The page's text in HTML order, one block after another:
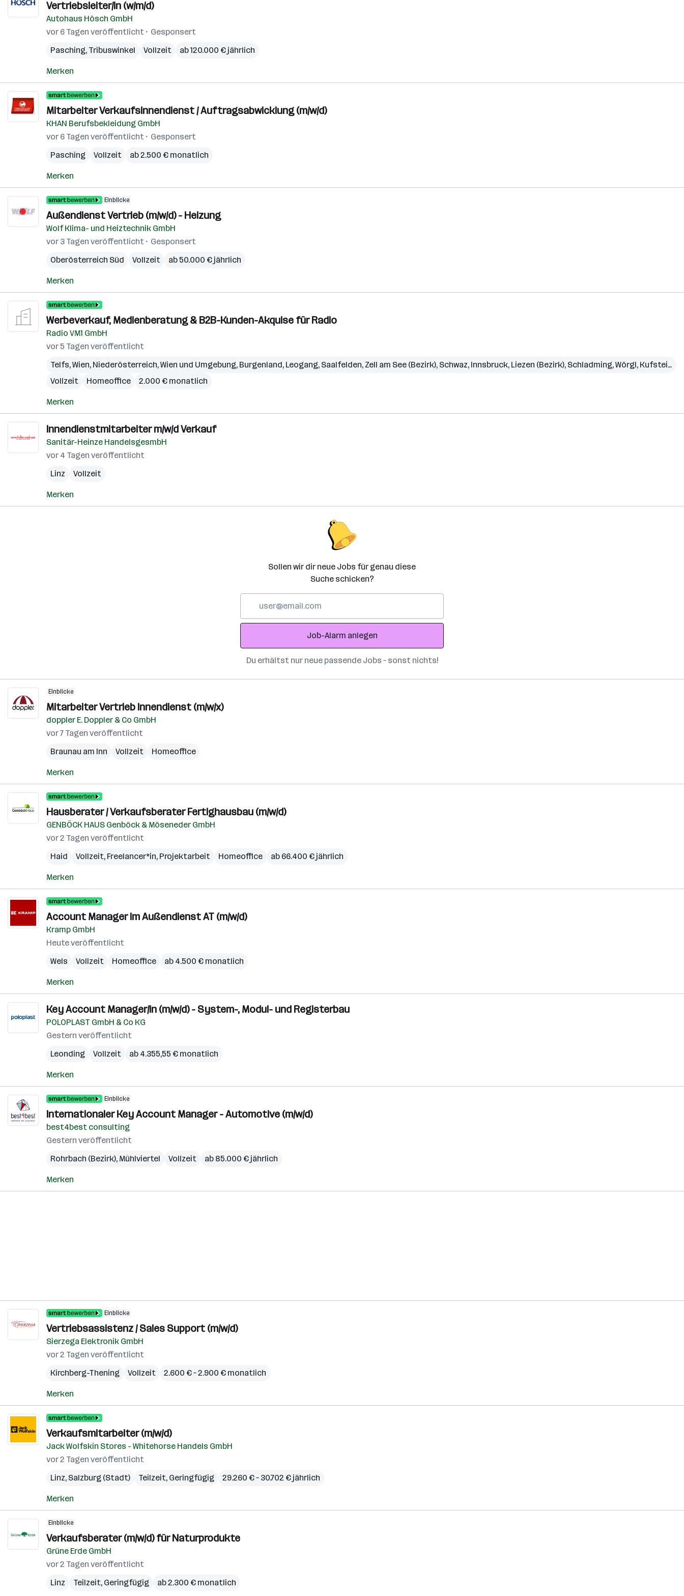
Vertriebsleiter/in (w/m/d)
Autohaus Hösch GmbH
vor 6 Tagen veröffentlicht
Gesponsert
Pasching, Tribuswinkel Vollzeit ab 120.000 € jährlich
Merken
Mitarbeiter Verkaufsinnendienst / Auftragsabwicklung (m/w/d)
KHAN Berufsbekleidung GmbH
vor 6 Tagen veröffentlicht
Gesponsert
Pasching
Vollzeit ab 2.500 € monatlich
Merken
Einblicke
Außendienst Vertrieb (m/w/d) - Heizung
Wolf Klima- und Heiztechnik GmbH
vor 3 Tagen veröffentlicht
Gesponsert
Oberösterreich Süd
Vollzeit ab 50.000 € jährlich
Merken
Werbeverkauf, Medienberatung & B2B-Kunden-Akquise für Radio
Radio VM1 GmbH
vor 5 Tagen veröffentlicht
Telfs,Wien, Niederösterreich,Wien und Umgebung, Burgenland, Leogang, Saalfelden, Zell am See (Bezirk), Schwaz, Innsbruck, Liezen (Bezirk), Schladming,Wörgl, Kufstein (Bezirk)
Vollzeit
Homeoffice 2.000 € monatlich
Merken
Innendienstmitarbeiter m/w/d Verkauf
Sanitär-Heinze HandelsgesmbH
vor 4 Tagen veröffentlicht
Linz
Vollzeit
Merken
Sollen wir dir neue Jobs für genau diese
Suche schicken?
Adresse
Job-Alarm anlegen
Du erhältst nur neue passende Jobs – sonst nichts!
Einblicke
Mitarbeiter Vertrieb Innendienst (m/w/x)
doppler E. Doppler & Co GmbH
vor 7 Tagen veröffentlicht
Braunau am Inn
Vollzeit Homeoffice
Merken
Hausberater / Verkaufsberater Fertighausbau (m/w/d)
GENBÖCK HAUS Genböck & Möseneder GmbH
vor 2 Tagen veröffentlicht
Haid
Vollzeit, Freelancer*in, Projektarbeit Homeoffice ab 66.400 € jährlich
Merken
Account Manager im Außendienst AT (m/w/d)
Kramp GmbH
Heute veröffentlicht
Wels
Vollzeit Homeoffice ab 4.500 € monatlich
Merken
Key Account Manager/in (m/w/d) - System-, Modul- und Registerbau
POLOPLAST GmbH & Co KG
Gestern veröffentlicht
Leonding
Vollzeit ab 4.355,55 € monatlich
Merken
Einblicke
Internationaler Key Account Manager - Automotive (m/w/d)
best4best consulting
Gestern veröffentlicht
Rohrbach (Bezirk), Mühlviertel Vollzeit ab 85.000 € jährlich
Merken
Einblicke
Vertriebsassistenz / Sales Support (m/w/d)
Sierzega Elektronik GmbH
vor 2 Tagen veröffentlicht
Kirchberg-Thening
Vollzeit 2.600 € – 2.900 € monatlich
Merken
Verkaufsmitarbeiter (m/w/d)
Jack Wolfskin Stores - Whitehorse Handels GmbH
vor 2 Tagen veröffentlicht
Linz, Salzburg (Stadt) Teilzeit, Geringfügig 29.260 € – 30.702 € jährlich
Merken
Einblicke
Verkaufsberater (m/w/d) für Naturprodukte
Grüne Erde GmbH
vor 2 Tagen veröffentlicht
Linz
Teilzeit, Geringfügig ab 2.300 € monatlich